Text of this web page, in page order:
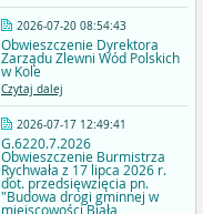
2026-07-20 08:54:43
Obwieszczenie Dyrektora
Zarządu Zlewni Wód Polskich
w Kole
Czytaj dalej
2026-07-17 12:49:41
G.6220.7.2026
Obwieszczenie Burmistrza
Rychwała z 17 lipca 2026 r.
dot. przedsięwzięcia pn.
"Budowa drogi gminnej w
miejscowości Biała